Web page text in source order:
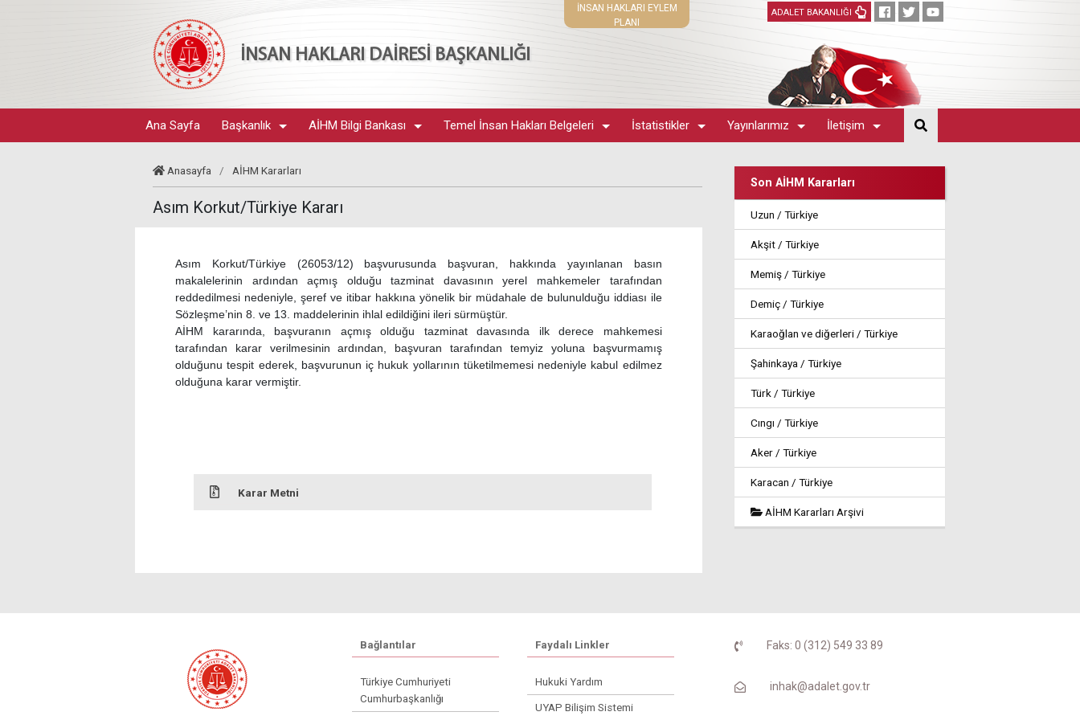
İNSAN HAKLARI DAİRESİ BAŞKANLIĞI
İNSAN HAKLARI EYLEM
PLANI
ADALET BAKANLIĞI
Ana Sayfa Başkanlık AİHM Bilgi Bankası Temel İnsan Hakları Belgeleri İstatistikler Yayınlarımız İletişim
Anasayfa / AİHM Kararları
Asım Korkut/Türkiye Kararı
Asım Korkut/Türkiye (26053/12) başvurusunda başvuran, hakkında yayınlanan basın
makalelerinin ardından açmış olduğu tazminat davasının yerel mahkemeler tarafından
reddedilmesi nedeniyle, şeref ve itibar hakkına yönelik bir müdahale de bulunulduğu iddiası ile
Sözleşme’nin 8. ve 13. maddelerinin ihlal edildiğini ileri sürmüştür.
AİHM kararında, başvuranın açmış olduğu tazminat davasında ilk derece mahkemesi
tarafından karar verilmesinin ardından, başvuran tarafından temyiz yoluna başvurmamış
olduğunu tespit ederek, başvurunun iç hukuk yollarının tüketilmemesi nedeniyle kabul edilmez
olduğuna karar vermiştir.
Karar Metni
Son AİHM Kararları
Uzun / Türkiye
Akşit / Türkiye
Memiş / Türkiye
Demiç / Türkiye
Karaoğlan ve diğerleri / Türkiye
Şahinkaya / Türkiye
Türk / Türkiye
Cıngı / Türkiye
Aker / Türkiye
Karacan / Türkiye
AİHM Kararları Arşivi
Bağlantılar
Türkiye Cumhuriyeti
Cumhurbaşkanlığı
Faydalı Linkler
Hukuki Yardım
UYAP Bilişim Sistemi
Faks: 0 (312) 549 33 89
inhak@adalet.gov.tr